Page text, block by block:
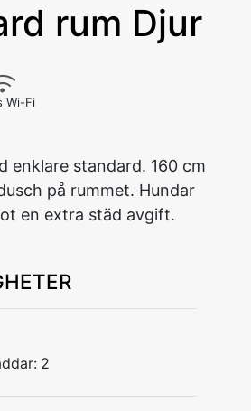
rum Djur
Wi-Fi
enklare standard. 160 cm
på rummet. Hundar
en extra städ avgift.
2